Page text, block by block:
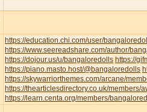
https://education.chi.com/user/
https://www.seereadshare.com/author/
https://dojour.us/u/bangaloredolls https://
https://piano.masto.host/@bangaloredolls
https://skywarriorthemes.com/arcane/
https://thearticlesdirectory.co.uk/members/
https://learn.centa.org/members/